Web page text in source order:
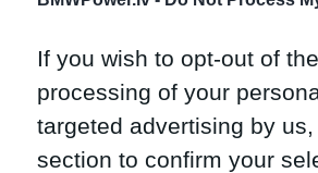
If you wish to opt-out of
processing of your
targeted advertising by
section to confirm your